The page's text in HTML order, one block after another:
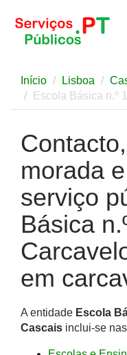
Início Lisboa
Escola Básica n.º
morada
serviço
Básica
em
A entidade Escola
Cascais inclui-se